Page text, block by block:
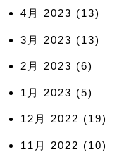
4月 2023 (13)
3月 2023 (13)
2月 2023 (6)
1月 2023 (5)
12月 2022 (19)
11月 2022 (10)